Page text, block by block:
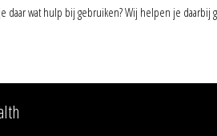
wat hulp bij gebruiken? Wij helpen je daarbij